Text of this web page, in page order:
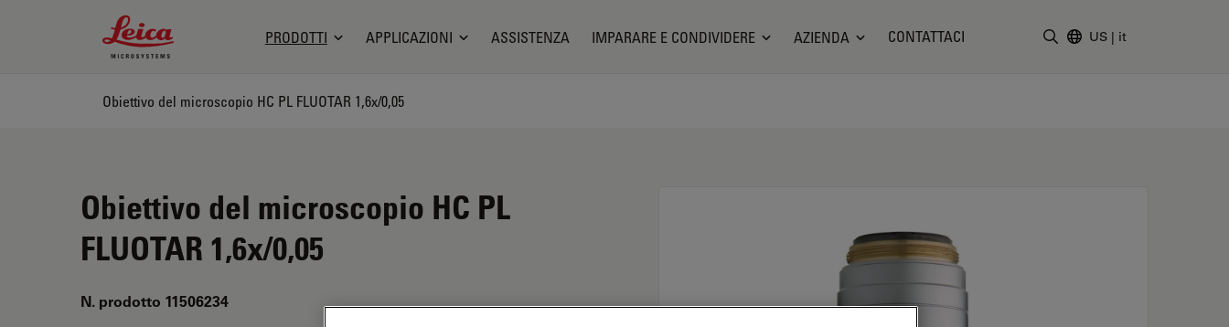
Leica Microsystems Logo
PRODOTTI APPLICAZIONI ASSISTENZA IMPARARE E CONDIVIDERE AZIENDA CONTATTACI US | it
Obiettivo del microscopio HC PL FLUOTAR 1,6x/0,05
Obiettivo del microscopio HC PL
FLUOTAR 1,6x/0,05
N. prodotto 11506234